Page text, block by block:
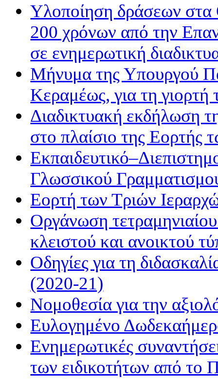
Υλοποίηση δράσεων στα
200 χρόνων από την
σε ενημερωτική
Μήνυμα της Υπουργού
Κεραμέως, για τη
Διαδικτυακή εκδήλωση
στο πλαίσιο της Εορτής
Γλωσσικού
Εορτή των Τριών
Οργάνωση
κλειστού και ανοικτού
Οδηγίες για τη
(2020-21)
Νομοθεσία για την
Ευλογημένο
Eνημερωτικές
των ειδικοτήτων από